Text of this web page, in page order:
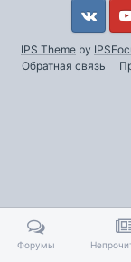
IPS Theme by
Обратная связь
Vkontakte
Форумы